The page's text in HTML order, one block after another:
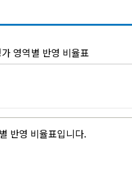
영역별 반영 비율표
반영 비율표입니다.